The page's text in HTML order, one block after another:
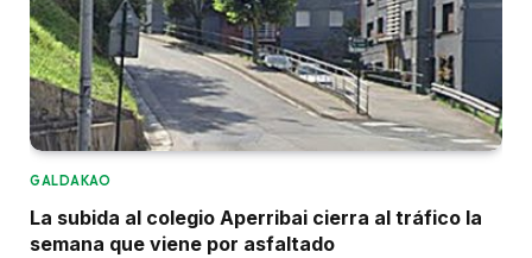
GALDAKAO
La subida al colegio Aperribai cierra al tráfico la
semana que viene por asfaltado